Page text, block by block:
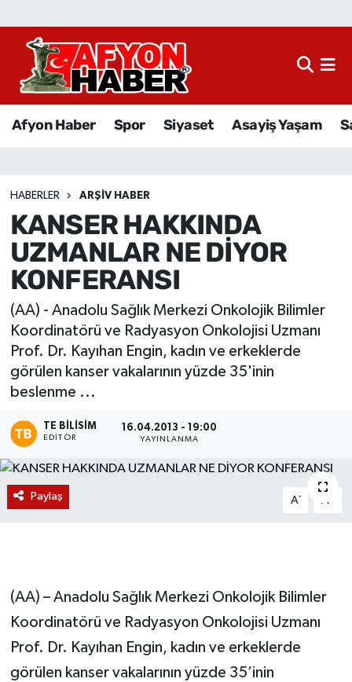
Afyon Haber Spor Siyaset Asayiş Yaşam
HABERLER ARŞIV HABER
KANSER HAKKINDA
UZMANLAR NE DİYOR
KONFERANSI
(AA) - Anadolu Sağlık Merkezi Onkolojik Bilimler
Koordinatörü ve Radyasyon Onkolojisi Uzmanı
Prof. Dr. Kayıhan Engin, kadın ve erkeklerde
görülen kanser vakalarının yüzde 35'inin
beslenme ...
TE BILISIM
EDITÖR
16.04.2013 - 19:00
YAYINLANMA
Paylaş A- A
(AA) – Anadolu Sağlık Merkezi Onkolojik Bilimler
Koordinatörü ve Radyasyon Onkolojisi Uzmanı
Prof. Dr. Kayıhan Engin, kadın ve erkeklerde
görülen kanser vakalarının yüzde 35’inin
Afyon Haber
Sağlık
Eğitim
Ekonomi
Magazin
Etkinlikler